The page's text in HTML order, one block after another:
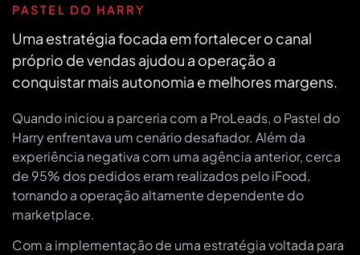
PASTEL DO HARRY
Uma estratégia focada em fortalecer o canal
próprio de vendas ajudou a operação a
conquistar mais autonomia e melhores margens.
Quando iniciou a parceria com a ProLeads, o Pastel do
Harry enfrentava um cenário desafiador. Além da
experiência negativa com uma agência anterior, cerca
de 95% dos pedidos eram realizados pelo iFood,
tornando a operação altamente dependente do
marketplace.
Com a implementação de uma estratégia voltada para